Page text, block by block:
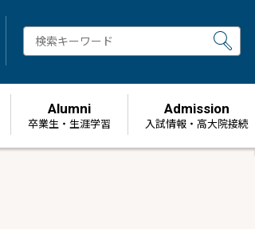
Alumni
卒業生・生涯学習
Admission
⼊試情報・高大院接続